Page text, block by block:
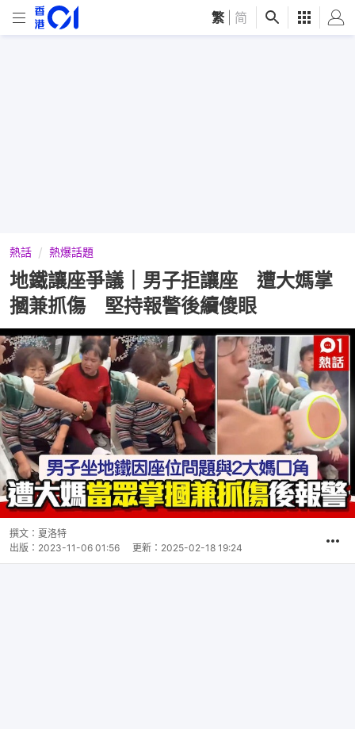
繁 简
熱話 熱爆話題
地鐵讓座爭議｜男子拒讓座 遭大媽掌
摑兼抓傷 堅持報警後續傻眼
撰文： 夏洛特
出版： 2023-11-06 01:56 更新： 2025-02-18 19:24